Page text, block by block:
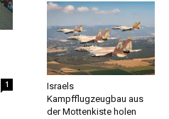
1
Israels
Kampfflugzeugbau aus
der Mottenkiste holen